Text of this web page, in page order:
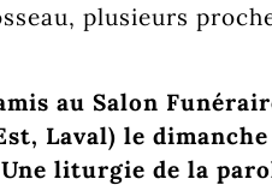
plusieurs
au Salon
Laval) le dimanche
liturgie de la